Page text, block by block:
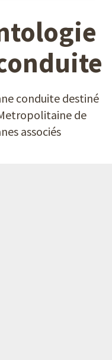
conduite destiné
de
associés